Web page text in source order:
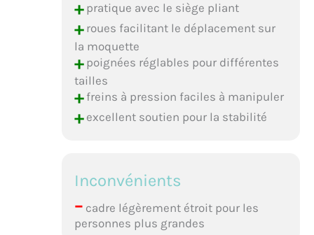
+pratique avec le siège pliant
+roues facilitant le déplacement sur
la moquette
+poignées réglables pour différentes
tailles
+freins à pression faciles à manipuler
+excellent soutien pour la stabilité
Inconvénients
–cadre légèrement étroit pour les
personnes plus grandes